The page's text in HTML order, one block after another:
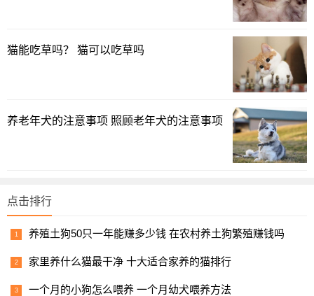
猫能吃草吗？ 猫可以吃草吗
养老年犬的注意事项 照顾老年犬的注意事项
点击排行
养殖土狗50只一年能赚多少钱 在农村养土狗繁殖赚钱吗
家里养什么猫最干净 十大适合家养的猫排行
一个月的小狗怎么喂养 一个月幼犬喂养方法